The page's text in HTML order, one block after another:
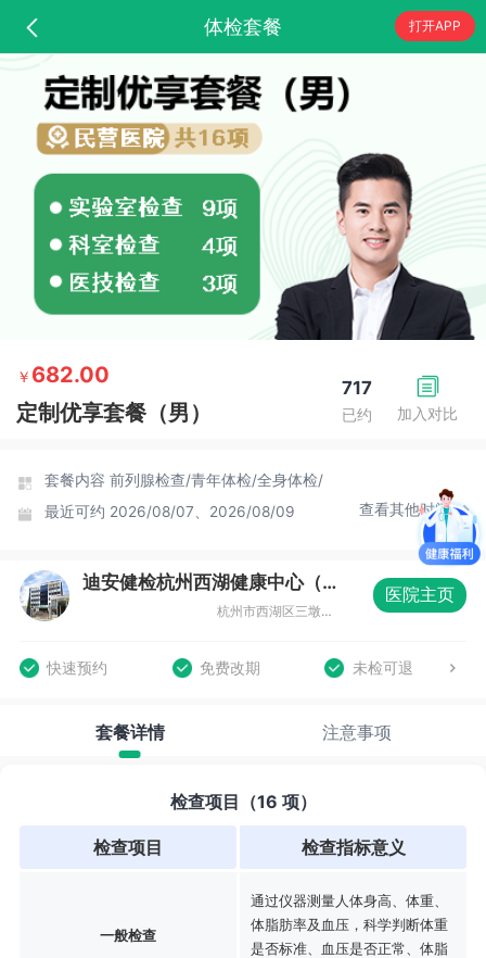
体检套餐 打开APP
加入对比
717
已约
￥ 682.00
定制优享套餐（男）
套餐内容 前列腺检查/青年体检/全身体检/
最近可约 2026/08/07、2026/08/09 查看其他时间
迪安健检杭州西湖健康中心（城西分院）
杭州市西湖区三墩镇城北商贸园33幢
医院主页
快速预约 免费改期 未检可退
套餐详情 注意事项
检查项目（16 项）
检查项目 检查指标意义
一般检查
通过仪器测量人体身高、体重、
体脂肪率及血压，科学判断体重
是否标准、血压是否正常、体脂